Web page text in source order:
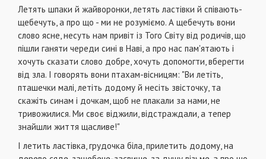
Летять шпаки й жайворонки, летять ластівки й співають-
щебечуть, а про що - ми не розуміємо. А щебечуть вони
слово ясне, несуть нам привіт із Того Світу від родичів, що
пішли ганяти череди сині в Наві, а про нас пам'ятають і
хочуть сказати слово добре, хочуть допомогти, вберегти
від зла. І говорять вони птахам-вісницям: "Ви летіть,
пташечки малі, летіть додому й несіть звісточку, та
скажіть синам і дочкам, щоб не плакали за нами, не
тривожилися. Ми своє віджили, відстраждали, а тепер
знайшли життя щасливе!"
І летить ластівка, грудочка біла, прилетить додому, на